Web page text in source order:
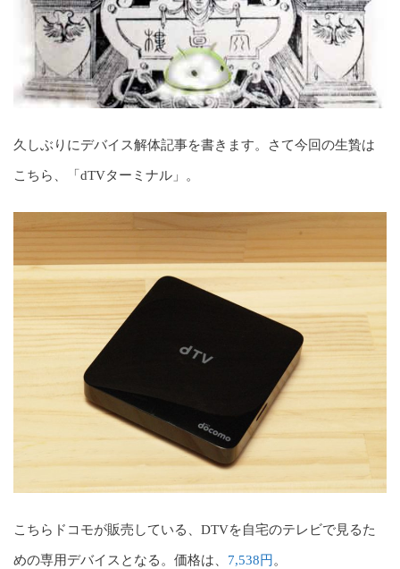
久しぶりにデバイス解体記事を書きます。さて今回の生贄は
こちら、「dTVターミナル」。
こちらドコモが販売している、DTVを自宅のテレビで見るた
めの専用デバイスとなる。価格は、 7,538円 。